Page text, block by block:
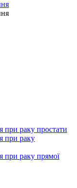
при раку простати
при раку
при раку прямої